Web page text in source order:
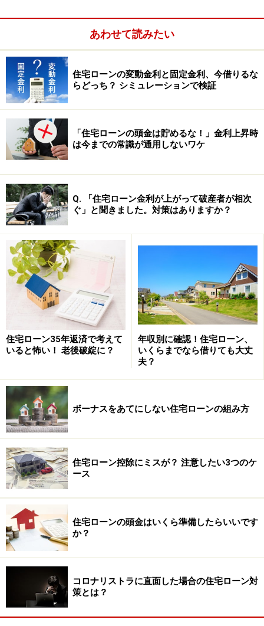
「いくら借りるか」は、「いくらなら返せるか」で考え
るようにしましょう。
「いくらなら返せるか」は一人ひとり異な
いくらなら返せるかは、収入によって異なります。しか
し、たとえ同じ年収でも、家族構成、年齢、生活スタイ
ル、価値観などによって、住宅ローンに使える金額は異
なるはず。つまり、「いくらなら返せるのか」は、一人
ひとり異なるのです。他の人のことも気になるでしょう
が、あくまでも自分自身で答えを出しましょう。
では、どのように答えを出していったらよいでしょう
まずは、毎月どのくらいの金額までなら返済できるか考
毎月の返済可能額＝（A－B－C－D）÷１２ヶ月
A 年収（手取り額）
B 住宅費以外の生活費や教育費等の支出
C 住宅購入後にかかる維持費（固定資産税や管理費・修
繕費など）
D 教育費や老後生活費などの将来に向けた貯蓄
一年間で、どのくらい生活費等を使っているかは、家計
簿をつけている人なら算出しやすいですね。もし、すぐ
にわからない場合には、年間の手取り額から、一年間で
貯蓄できた金額（増えた金額）を差し引くと、予測がつ
くでしょう。ただし、現在の生活費だと家計が厳しいと
考えるのであれば、無理なく返済できる金額を出すため
あわせて読みたい
住宅ローンの変動金利と固定金利、今借りるな
らどっち？ シミュレーションで検証
「住宅ローンの頭金は貯めるな！」金利上昇時
は今までの常識が通用しないワケ
Q. 「住宅ローン金利が上がって破産者が相次
ぐ」と聞きました。対策はありますか？
住宅ローン35年返済で考えて
いると怖い！ 老後破綻に？
年収別に確認！住宅ローン、
いくらまでなら借りても大丈
夫？
ボーナスをあてにしない住宅ローンの組み方
住宅ローン控除にミスが？ 注意したい3つのケ
ース
住宅ローンの頭金はいくら準備したらいいです
か？
コロナリストラに直面した場合の住宅ローン対
策とは？